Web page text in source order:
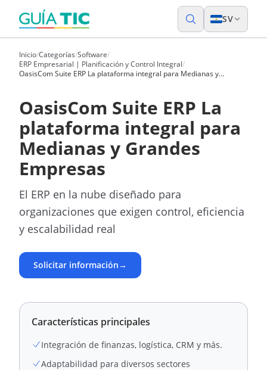
SV
Inicio/Categorías/Software/
ERP Empresarial | Planificación y Control Integral/
OasisCom Suite ERP La plataforma integral para Medianas y
OasisCom Suite ERP La
plataforma integral para
Medianas y Grandes
Empresas
El ERP en la nube diseñado para
organizaciones que exigen control, eficiencia
y escalabilidad real
Solicitar información→
Características principales
Integración de finanzas, logística, CRM y más.
Adaptabilidad para diversos sectores